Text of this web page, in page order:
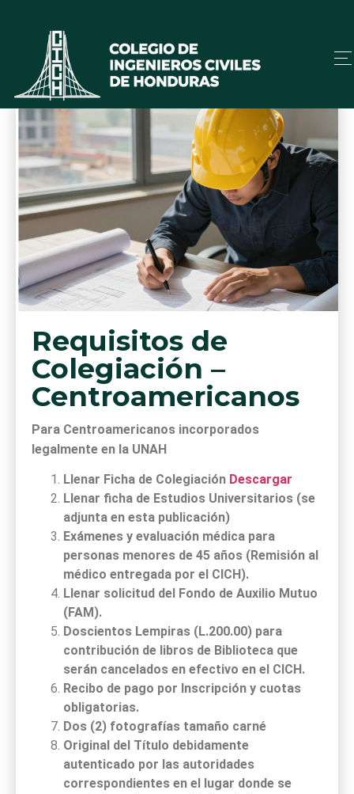
Requisitos de
Colegiación –
Centroamericanos
Para Centroamericanos incorporados
legalmente en la UNAH
Llenar Ficha de Colegiación Descargar
Llenar ficha de Estudios Universitarios (se
adjunta en esta publicación)
Exámenes y evaluación médica para
personas menores de 45 años (Remisión al
médico entregada por el CICH).
Llenar solicitud del Fondo de Auxilio Mutuo
(FAM).
Doscientos Lempiras (L.200.00) para
contribución de libros de Biblioteca que
serán cancelados en efectivo en el CICH.
Recibo de pago por Inscripción y cuotas
obligatorias.
Dos (2) fotografías tamaño carné
Original del Título debidamente
autenticado por las autoridades
correspondientes en el lugar donde se